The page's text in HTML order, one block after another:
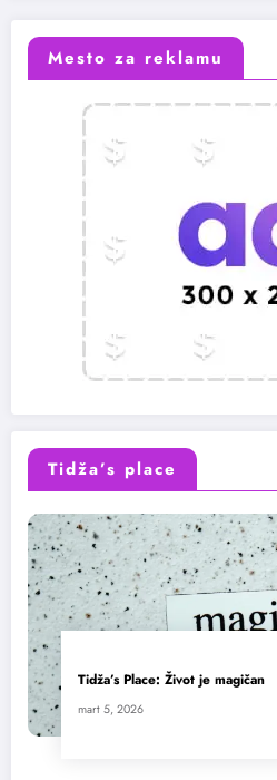
Mesto za reklamu
Tidža’s place
Tidža’s Place: Život je magičan
mart 5, 2026